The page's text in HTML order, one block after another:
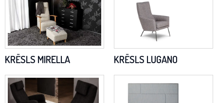
KRĒSLS MIRELLA KRĒSLS LUGANO